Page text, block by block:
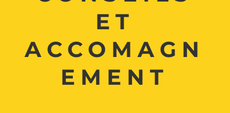
ET
ACCOMAGN
EMENT